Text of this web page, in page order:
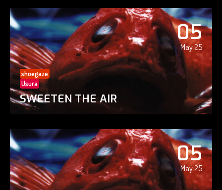
05
May 25
shoegaze
Usura
SWEETEN THE AIR
05
May 25